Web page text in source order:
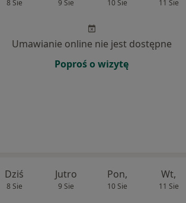
8 Sie 9 Sie 10 Sie 11 Sie
Umawianie online nie jest dostępne
Poproś o wizytę
Dziś
8 Sie
Jutro
9 Sie
Pon,
10 Sie
Wt,
11 Sie